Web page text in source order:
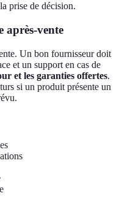
prise de décision.
après-vente
Un bon fournisseur doit
et un support en cas de
et les garanties offertes.
si un produit présente un